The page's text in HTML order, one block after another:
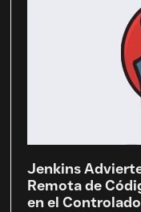
Jenkins
Remota de
en el